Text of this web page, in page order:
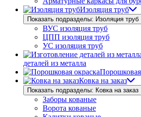
Изоляция труб
Показать подразделы: Изоляция труб
ВУС изоляция труб
ЦПП изоляция труб
УС изоляция труб
деталей из металла
Порошковая
Ковка на заказ
Показать подразделы: Ковка на заказ
Заборы кованые
Ворота кованые